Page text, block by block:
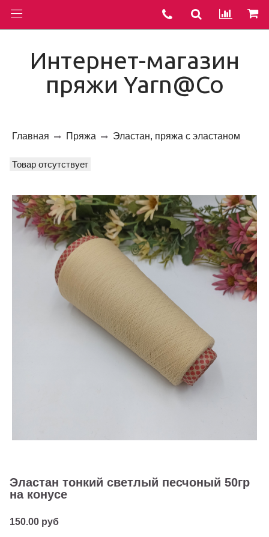
Интернет-магазин
пряжи Yarn@Co
Главная Пряжа Эластан, пряжа с эластаном
Товар отсутствует
Эластан тонкий светлый песчоный 50гр
на конусе
150.00 руб